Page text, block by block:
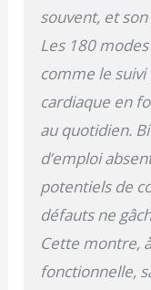
souvent, et
Les 180
comme le
cardiaque en
au quotidien.
d’emploi
potentiels de
défauts ne
Cette montre,
fonctionnelle,